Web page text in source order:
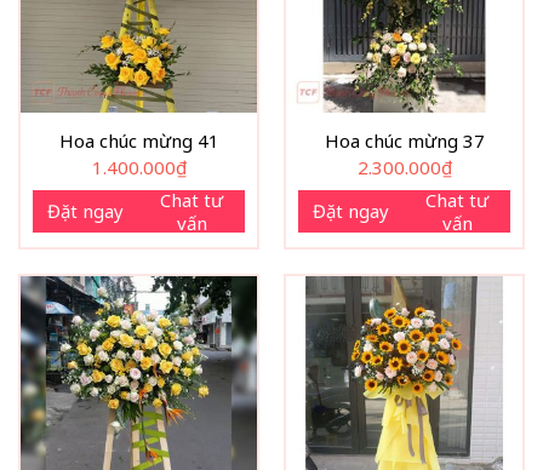
Hoa chúc mừng 41
1.400.000₫
Đặt ngay
Chat tư
vấn
Hoa chúc mừng 37
2.300.000₫
Đặt ngay
Chat tư
vấn